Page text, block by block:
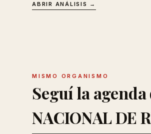
ABRIR ANÁLISIS →
MISMO ORGANISMO
Seguí la
NACIONAL DE